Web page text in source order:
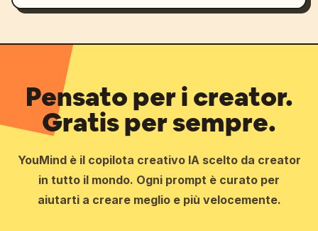
Pensato per i creator.
Gratis per sempre.
YouMind è il copilota creativo IA scelto da creator
in tutto il mondo. Ogni prompt è curato per
aiutarti a creare meglio e più velocemente.